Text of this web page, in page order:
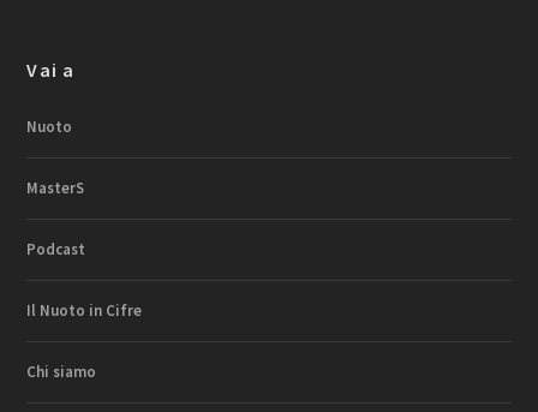
Vai a
Nuoto
MasterS
Podcast
Il Nuoto in Cifre
Chi siamo